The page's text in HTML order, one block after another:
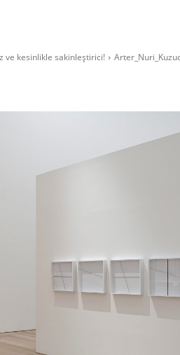
ve kesinlikle sakinleştirici!